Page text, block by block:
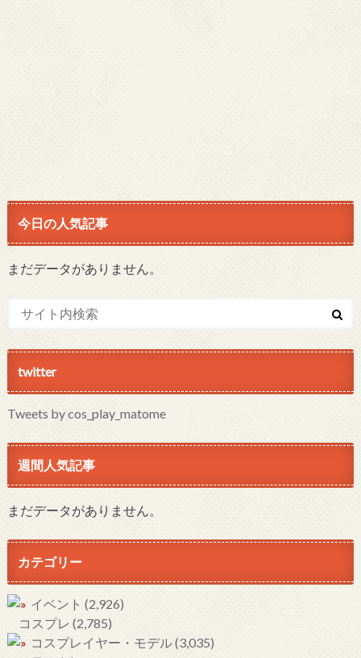
今日の人気記事
まだデータがありません。
twitter
Tweets by cos_play_matome
週間人気記事
まだデータがありません。
カテゴリー
イベント (2,926)
コスプレ (2,785)
コスプレイヤー・モデル(3,035)